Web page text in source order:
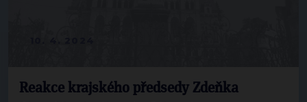
Reakce krajského předsedy Zdeňka